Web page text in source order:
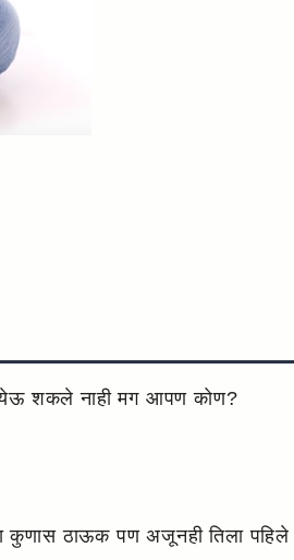
येऊ शकले नाही मग आपण कोण?
ठाऊक पण अजूनही तिला पहिले